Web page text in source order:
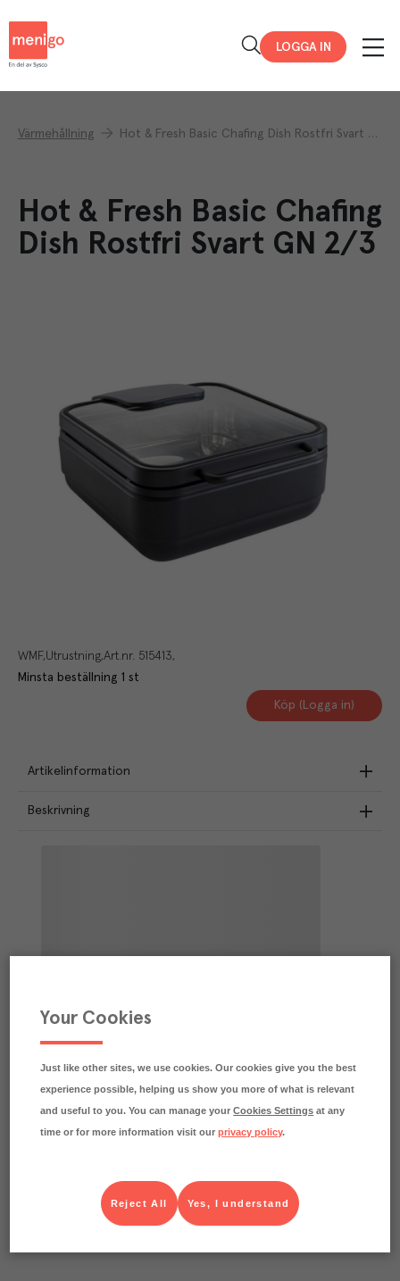
LOGGA IN
Värmehållning Hot & Fresh Basic Chafing Dish Rostfri Svart GN 2/3
Hot & Fresh Basic Chafing
Dish Rostfri Svart GN 2/3
WMF Utrustning Art.nr. 515413
Minsta beställning 1 st
Köp (Logga in)
Artikelinformation
Beskrivning
Your Cookies
Just like other sites, we use cookies. Our cookies give you the best
experience possible, helping us show you more of what is relevant
and useful to you. You can manage yourCookies Settings at any
time or for more information visit ourprivacy policy.
Yes, I understand
Reject All